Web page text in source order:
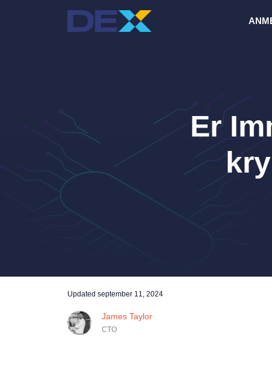
Er
Updated september 11, 2024
James Taylor
CTO